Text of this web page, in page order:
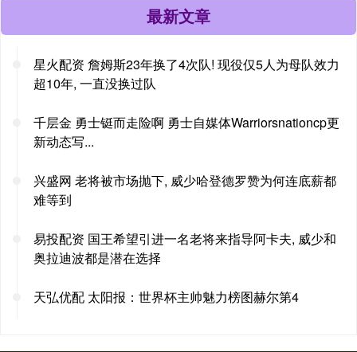
最新文章
星火配资 詹姆斯23年换了4次队! 现役仅5人为母队效力
超10年, 一直没换过队
千层金 勇士铤而走险啊 勇士自媒体Warriorsnationcp更
新动态写...
兴盛网 老将被市场抛下, 威少哈登德罗赞为何连底薪都
难等到
易投配资 国王希望引进一名老将来指导阿卡夫, 威少和
奥拉迪波都是潜在选择
天弘优配 太阳报：世界杯主帅魅力榜图赫尔第4